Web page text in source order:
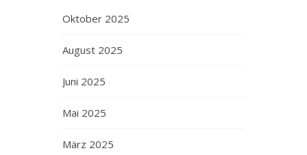
Oktober 2025
August 2025
Juni 2025
Mai 2025
März 2025